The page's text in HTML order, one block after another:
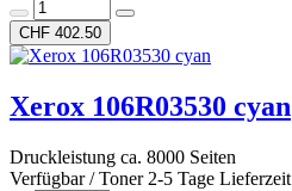
CHF 402.50
Xerox 106R03530 cyan
Druckleistung ca. 8000 Seiten
Verfügbar / Toner 2-5 Tage Lieferzeit